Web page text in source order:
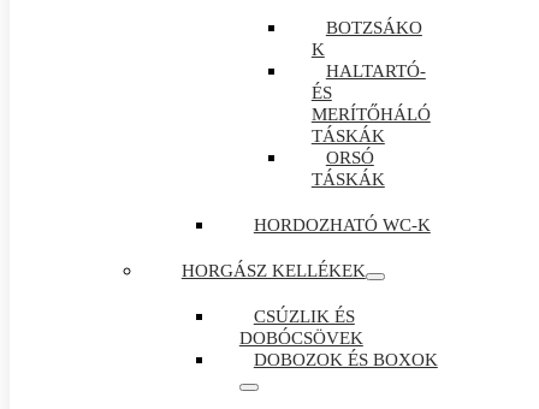
BOTZSÁKO
K
HALTARTÓ-
ÉS
MERÍTŐHÁLÓ
TÁSKÁK
ORSÓ
TÁSKÁK
HORDOZHATÓ WC-K
HORGÁSZ KELLÉKEK
CSÚZLIK ÉS
DOBÓCSÖVEK
DOBOZOK ÉS BOXOK